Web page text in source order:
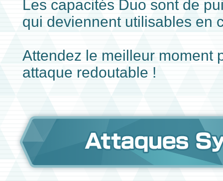
Les capacités Duo sont de
qui deviennent utilisables en
Attendez le meilleur moment
attaque redoutable !